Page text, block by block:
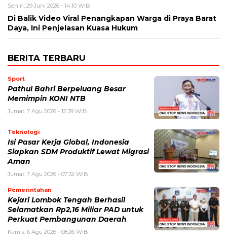
Senin, 29 Juni 2026 - 14:10 WIB
Di Balik Video Viral Penangkapan Warga di Praya Barat
Daya, Ini Penjelasan Kuasa Hukum
BERITA TERBARU
Sport
Pathul Bahri Berpeluang Besar
Memimpin KONI NTB
Jumat, 7 Agu 2026 - 12:39 WIB
Teknologi
​Isi Pasar Kerja Global, Indonesia
Siapkan SDM Produktif Lewat Migrasi
Aman
Jumat, 7 Agu 2026 - 07:32 WIB
Pemerintahan
Kejari Lombok Tengah Berhasil
Selamatkan Rp2,16 Miliar PAD untuk
Perkuat Pembangunan Daerah
Kamis, 6 Agu 2026 - 08:26 WIB